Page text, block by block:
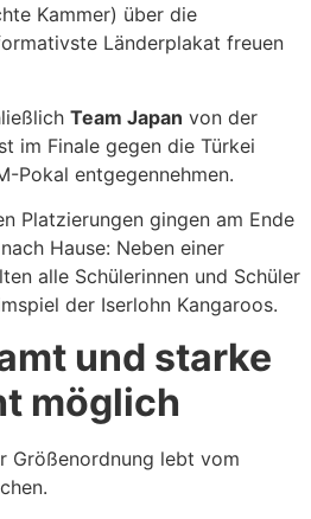
Kammer) über die
Länderplakat freuen
Team Japan von der
im Finale gegen die Türkei
Pokal entgegennehmen.
Platzierungen gingen am Ende
Hause: Neben einer
alle Schülerinnen und Schüler
der Iserlohn Kangaroos.
und starke
möglich
Größenordnung lebt vom